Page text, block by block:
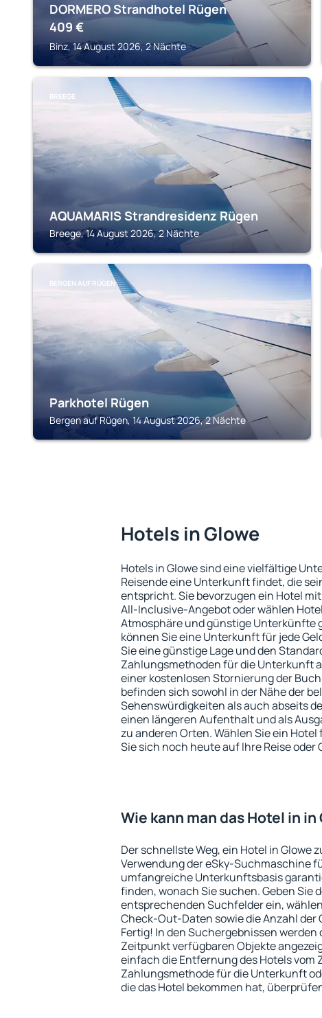
DORMERO Strandhotel Rügen
409 €
Binz, 14 August 2026, 2 Nächte
BREEGE
AQUAMARIS Strandresidenz Rügen
Breege, 14 August 2026, 2 Nächte
BERGEN AUF RÜGEN
Parkhotel Rügen
Bergen auf Rügen, 14 August 2026, 2 Nächte
Hotels in Glowe
Hotels in Glowe sind eine vielfältige
Reisende eine Unterkunft findet, die
entspricht. Sie bevorzugen ein Hotel
All-Inclusive-Angebot oder wählen
Atmosphäre und günstige Unterkünfte
können Sie eine Unterkunft für jede
Sie eine günstige Lage und den
Zahlungsmethoden für die Unterkunft
einer kostenlosen Stornierung der
befinden sich sowohl in der Nähe der
Sehenswürdigkeiten als auch abseits
einen längeren Aufenthalt und als
zu anderen Orten. Wählen Sie ein
Sie sich noch heute auf Ihre Reise oder
Wie kann man das Hotel in
Der schnellste Weg, ein Hotel in Glowe
Verwendung der eSky-Suchmaschine
umfangreiche Unterkunftsbasis
finden, wonach Sie suchen. Geben Sie
entsprechenden Suchfelder ein,
Check-Out-Daten sowie die Anzahl der
Fertig! In den Suchergebnissen werden
Zeitpunkt verfügbaren Objekte
einfach die Entfernung des Hotels vom
Zahlungsmethode für die Unterkunft
die das Hotel bekommen hat,